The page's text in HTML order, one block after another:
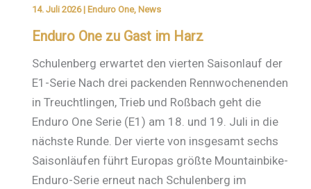
14. Juli 2026 | Enduro One, News
Enduro One zu Gast im Harz
Schulenberg erwartet den vierten Saisonlauf der
E1-Serie Nach drei packenden Rennwochenenden
in Treuchtlingen, Trieb und Roßbach geht die
Enduro One Serie (E1) am 18. und 19. Juli in die
nächste Runde. Der vierte von insgesamt sechs
Saisonläufen führt Europas größte Mountainbike-
Enduro-Serie erneut nach Schulenberg im